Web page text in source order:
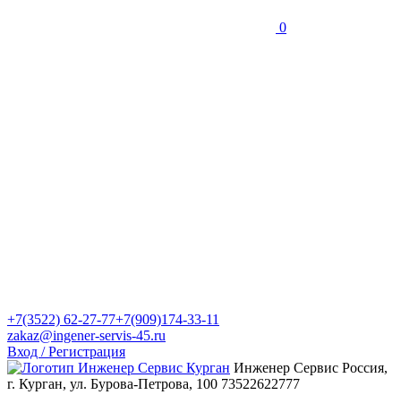
0
+7(3522) 62-27-77+7(909)174-33-11
zakaz@ingener-servis-45.ru
Вход / Регистрация
Инженер Сервис Россия,
г. Курган, ул. Бурова-Петрова, 100 73522622777